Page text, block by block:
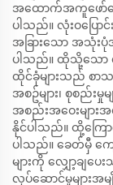
အထောက်အကူဖော်ပ
ပါသည်။ လုံးဝပြော
အခြားသော အသုံးပုံ
ပါသည်။ ထိုသို့သော န
ထိုင်ခုံများသည် စာသ
အစဥ်များ၊ စုစည်း
အစည်းအဝေးမျာ
နိုင်ပါသည်။ ထို့ကြော
ပါသည်။ ခေတ်မှီ ကျ
များကို လျှော့ချပ
လုပ်ဆောင်မှုများ